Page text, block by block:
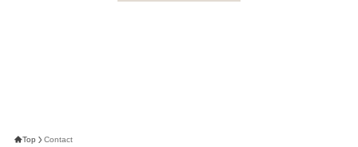
Top Contact